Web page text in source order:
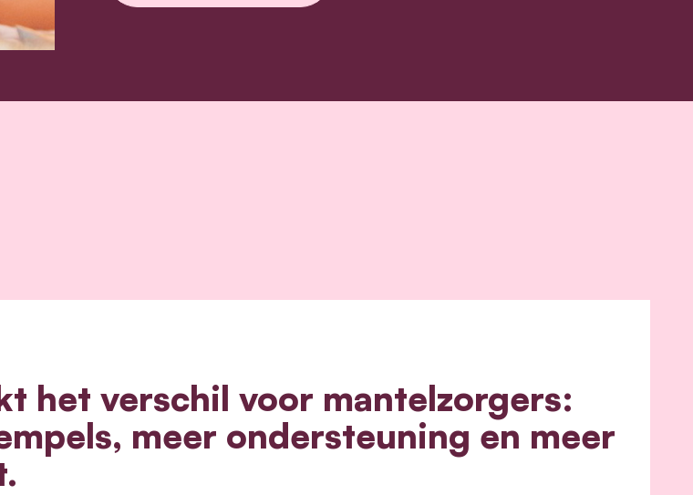
het verschil voor mantelzorgers:
meer ondersteuning en meer